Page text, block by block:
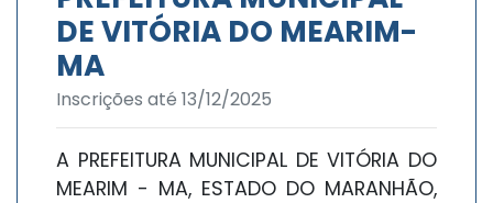
DE VITÓRIA DO MEARIM-
MA
Inscrições até 13/12/2025
A PREFEITURA MUNICIPAL DE VITÓRIA DO
MEARIM - MA, ESTADO DO MARANHÃO,